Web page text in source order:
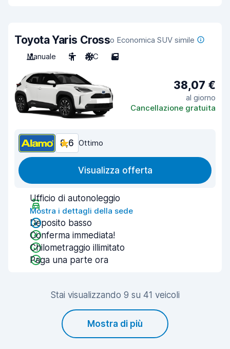
Toyota Yaris Crosso Economica SUV simile
Manuale
5 A/C 5
38,07 €
al giorno
Cancellazione gratuita
8,6 Ottimo
Visualizza offerta
Ufficio di autonoleggio
Mostra i dettagli della sede
Deposito basso
Conferma immediata!
Chilometraggio illimitato
Paga una parte ora
Stai visualizzando 9 su 41 veicoli
Mostra di più